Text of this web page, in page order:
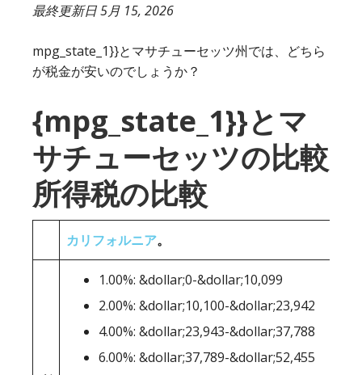
最終更新日5月 15, 2026
mpg_state_1}}とマサチューセッツ州では、どちら
が税金が安いのでしょうか？
{mpg_state_1}}とマ
サチューセッツの比較
所得税の比較
カリフォルニア。
1.00%: &dollar;0-&dollar;10,099
2.00%: &dollar;10,100-&dollar;23,942
4.00%: &dollar;23,943-&dollar;37,788
6.00%: &dollar;37,789-&dollar;52,455